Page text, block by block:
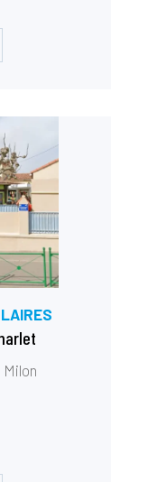
Milon